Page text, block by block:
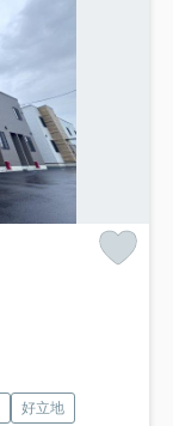
好立地